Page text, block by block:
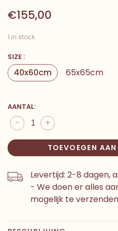
€155,00
1 in stock
SIZE :
40x60cm 65x65cm
AANTAL:
+
-
TOEVOEGEN
Levertijd: 2-8 dagen,
- We doen er alles
mogelijk te